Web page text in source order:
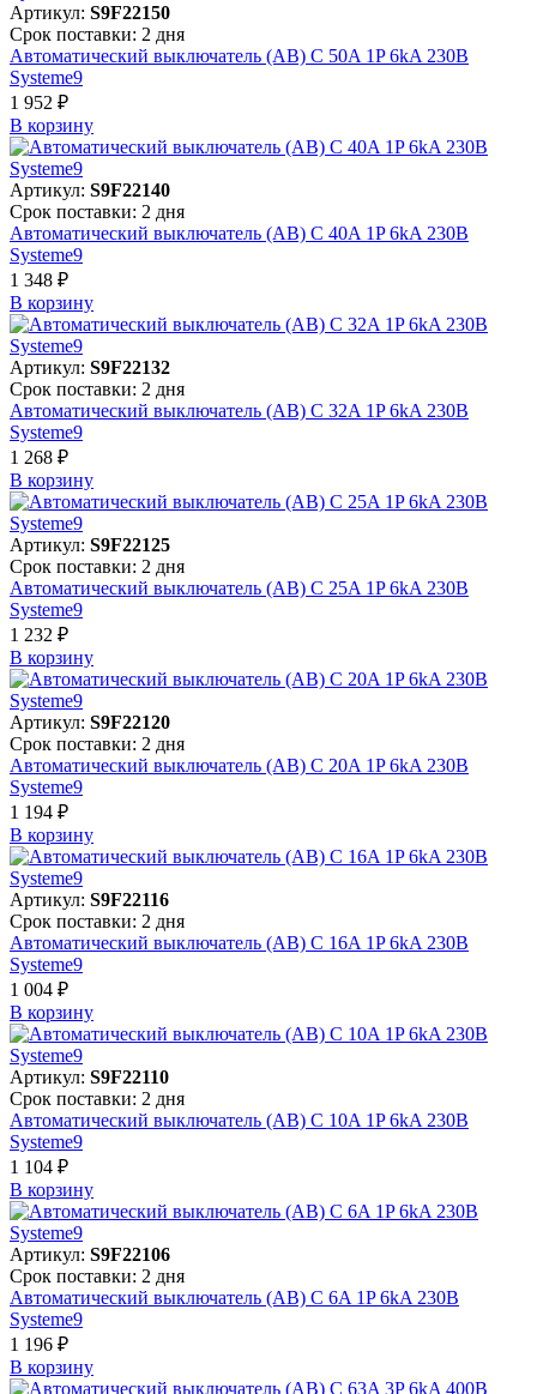
Артикул: S9F22150
Срок поставки: 2 дня
Автоматический выключатель (АВ) C 50A 1P 6kA 230В
Systeme9
1 952 ₽
В корзинy
Артикул: S9F22140
Срок поставки: 2 дня
Автоматический выключатель (АВ) C 40A 1P 6kA 230В
Systeme9
1 348 ₽
В корзинy
Артикул: S9F22132
Срок поставки: 2 дня
Автоматический выключатель (АВ) C 32A 1P 6kA 230В
Systeme9
1 268 ₽
В корзинy
Артикул: S9F22125
Срок поставки: 2 дня
Автоматический выключатель (АВ) C 25A 1P 6kA 230В
Systeme9
1 232 ₽
В корзинy
Артикул: S9F22120
Срок поставки: 2 дня
Автоматический выключатель (АВ) C 20A 1P 6kA 230В
Systeme9
1 194 ₽
В корзинy
Артикул: S9F22116
Срок поставки: 2 дня
Автоматический выключатель (АВ) C 16A 1P 6kA 230В
Systeme9
1 004 ₽
В корзинy
Артикул: S9F22110
Срок поставки: 2 дня
Автоматический выключатель (АВ) C 10A 1P 6kA 230В
Systeme9
1 104 ₽
В корзинy
Артикул: S9F22106
Срок поставки: 2 дня
Автоматический выключатель (АВ) C 6A 1P 6kA 230В
Systeme9
1 196 ₽
В корзинy